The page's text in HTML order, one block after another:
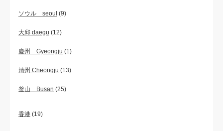
ソウル seoul (9)
大邱 daegu (12)
慶州 Gyeongju (1)
清州 Cheongju (13)
釜山 Busan (25)
香港 (19)